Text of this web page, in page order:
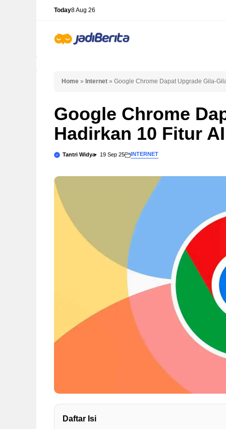
Today8 Aug 26
Home » Internet » Google Chrome Dapat Upgrade Gila-
Google Chrome
Hadirkan 10 Fitur
Tantri Widya 19 Sep 25 INTERNET
Daftar Isi